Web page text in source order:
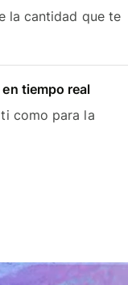
la cantidad que te
tiempo real
como para la